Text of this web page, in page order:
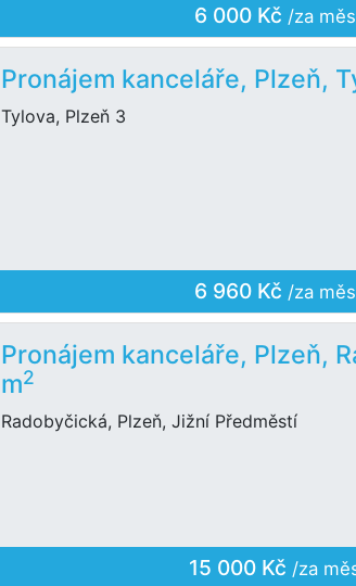
6 000 Kč /za
Pronájem kanceláře, Plzeň,
Tylova, Plzeň 3
6 960 Kč /za
Pronájem kanceláře, Plzeň,
m2
Radobyčická, Plzeň, Jižní Předměstí
15 000 Kč /za